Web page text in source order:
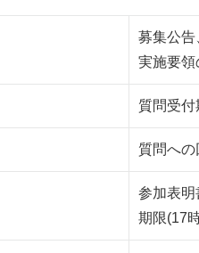
募集公告
実施要領
質問受
質問へ
参加表明
期限(17